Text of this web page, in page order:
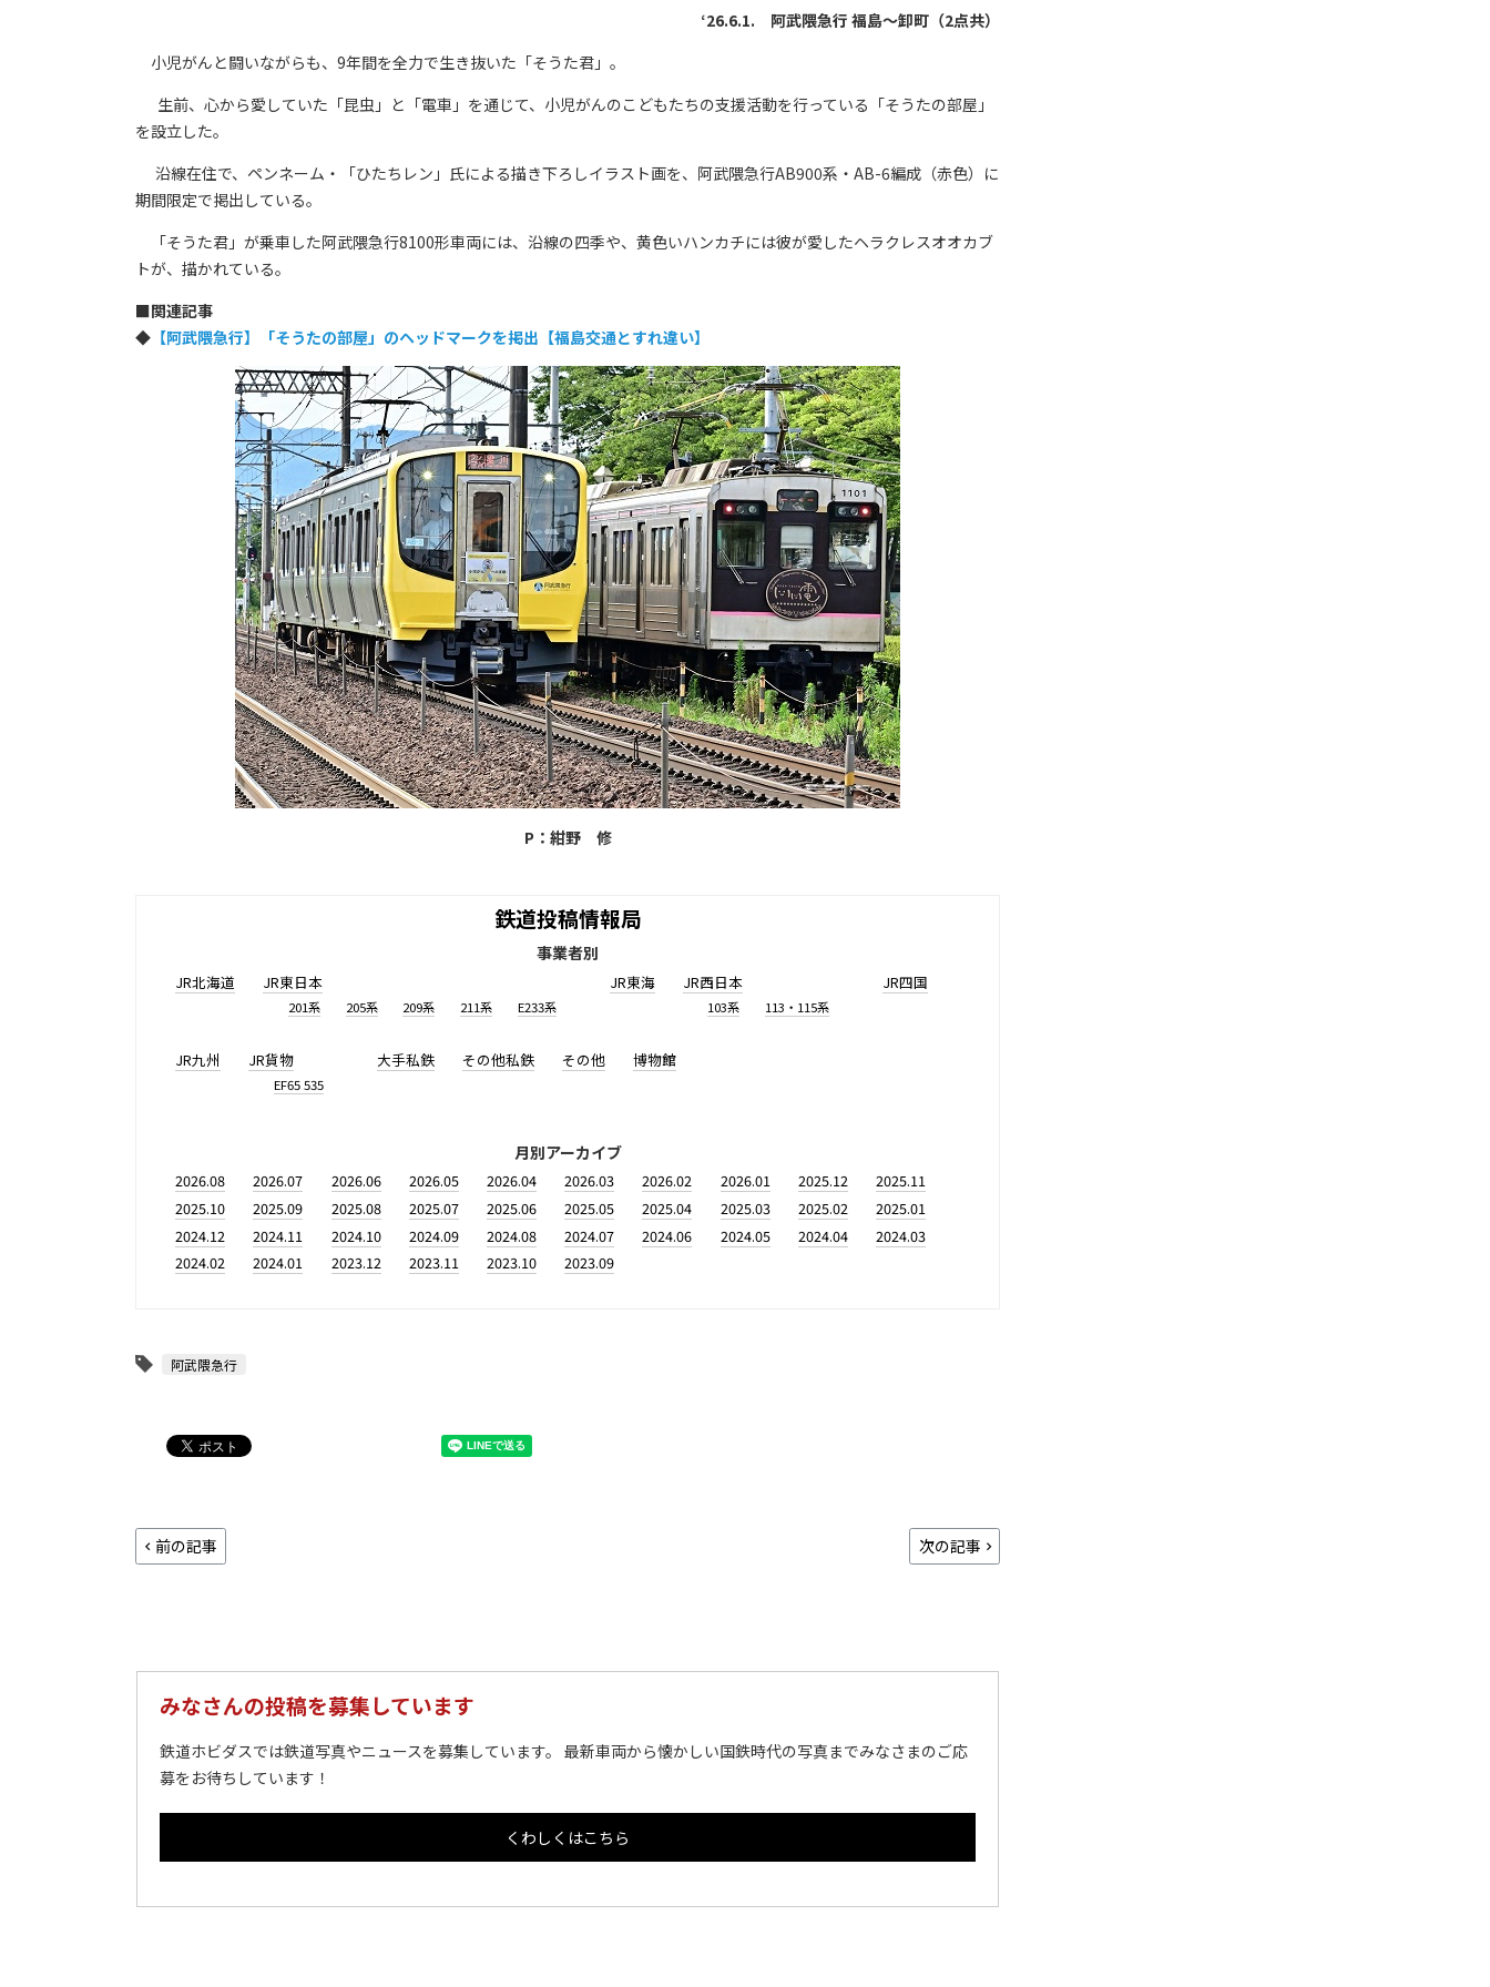
‘26.6.1. 阿武隈急行 福島～卸町（2点共）
小児がんと闘いながらも、9年間を全力で生き抜いた「そうた君」。
生前、心から愛していた「昆虫」と「電車」を通じて、小児がんのこどもたちの支援活動を行っている「そうたの部屋」
を設立した。
沿線在住で、ペンネーム・「ひたちレン」氏による描き下ろしイラスト画を、阿武隈急行AB900系・AB-6編成（赤色）に
期間限定で掲出している。
「そうた君」が乗車した阿武隈急行8100形車両には、沿線の四季や、黄色いハンカチには彼が愛したヘラクレスオオカブ
トが、描かれている。
■関連記事
◆ 【阿武隈急⾏】「そうたの部屋」のヘッドマークを掲出【福島交通とすれ違い】
P：紺野 修
鉄道投稿情報局
事業者別
JR北海道 JR東日本
201系 205系 209系 211系 E233系
JR東海 JR西日本
103系 113・115系
JR四国
JR九州 JR貨物
EF65 535
大手私鉄 その他私鉄 その他 博物館
月別アーカイブ
2026.08 2026.07 2026.06 2026.05 2026.04 2026.03 2026.02 2026.01 2025.12
2025.11
2025.10
2025.09 2025.08 2025.07 2025.06 2025.05 2025.04 2025.03 2025.02
2025.01
2024.12
2024.11 2024.10 2024.09 2024.08 2024.07 2024.06 2024.05 2024.04
2024.03
2024.02
2024.01 2023.12 2023.11 2023.10 2023.09
阿武隈急行
前の記事 次の記事
みなさんの投稿を募集しています
鉄道ホビダスでは鉄道写真やニュースを募集しています。 最新車両から懐かしい国鉄時代の写真までみなさまのご応
募をお待ちしています！
くわしくはこちら